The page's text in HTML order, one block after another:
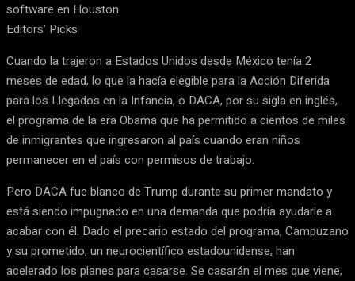
software en Houston.
Editors’ Picks
Cuando la trajeron a Estados Unidos desde México tenía 2
meses de edad, lo que la hacía elegible para la Acción Diferida
para los Llegados en la Infancia, o DACA, por su sigla en inglés,
el programa de la era Obama que ha permitido a cientos de miles
de inmigrantes que ingresaron al país cuando eran niños
permanecer en el país con permisos de trabajo.
Pero DACA fue blanco de Trump durante su primer mandato y
está siendo impugnado en una demanda que podría ayudarle a
acabar con él. Dado el precario estado del programa, Campuzano
y su prometido, un neurocientífico estadounidense, han
acelerado los planes para casarse. Se casarán el mes que viene,